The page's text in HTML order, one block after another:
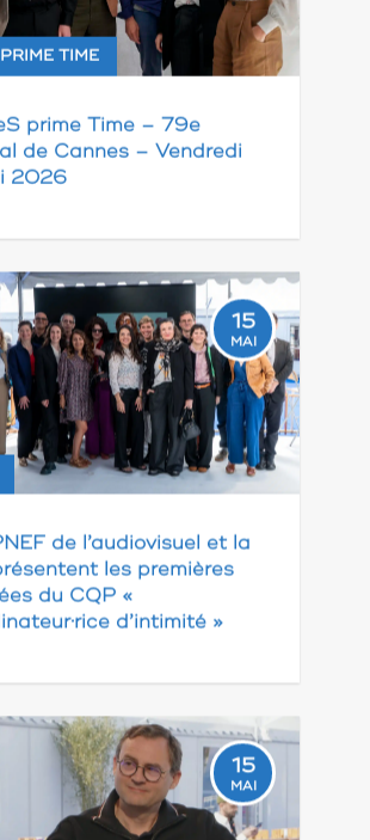
TIME
prime Time – 79e
de Cannes – Vendredi
2026
15
MAI
de l’audiovisuel et la
les premières
du CQP «
d’intimité »
15
MAI